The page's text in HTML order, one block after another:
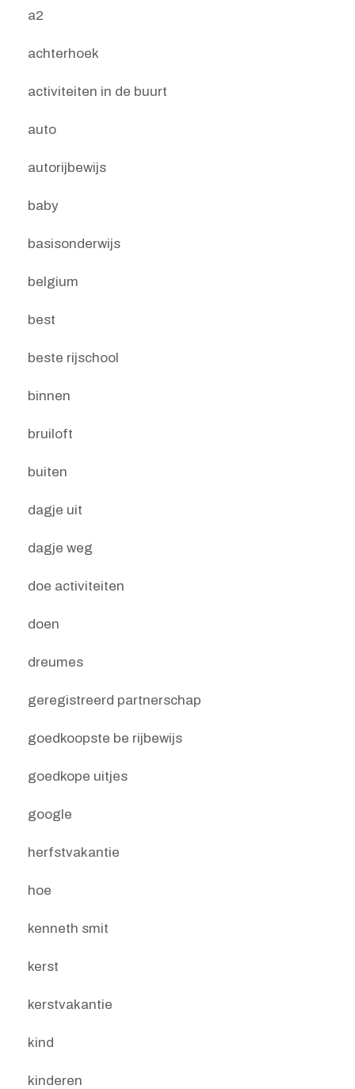
a2
achterhoek
activiteiten in de buurt
auto
autorijbewijs
baby
basisonderwijs
belgium
best
beste rijschool
binnen
bruiloft
buiten
dagje uit
dagje weg
doe activiteiten
doen
dreumes
geregistreerd partnerschap
goedkoopste be rijbewijs
goedkope uitjes
google
herfstvakantie
hoe
kenneth smit
kerst
kerstvakantie
kind
kinderen